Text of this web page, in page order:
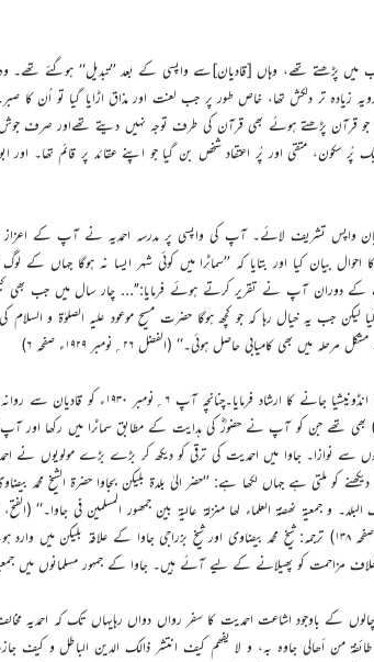
میں پڑھتے تھے، وہاں [قادیان]سے واپسی کے بعد ’’تبدیل‘‘ ہوگئے
زیادہ تر دلکش تھا، خاص طور پر جب لعنت اور مذاق اڑایا گیا تو اُن کا
جو قرآن پڑھتے ہوئے بھی قرآن کی طرف توجہ نہیں دیتے تھےاور صرف
متقی اور پُر اعتقاد شخص بن گیا جو اپنے عقائد پر قائم تھا۔ اور
۱۹۲۹ء میں آپ قادیان واپس تشریف لائے۔ آپ کی واپسی پر مدرسہ احمدیہ نے آپ
بیان کیا اور بتایا کہ ’’سماٹرا میں کوئی شہر ایسا نہ ہوگا جہاں
،۲) ایک اور تقریب کے دوران آپ نے تقریر کرتے ہوئے فرمایا:’’… چار سال میں
یہ خیال رہا کہ جو کچھ ہوگا حضرت مسیح موعود علیہ الصلوٰۃ و السلام کی
بھی کامیابی حاصل ہوئی۔‘‘ (الفضل ۲۶؍نومبر ۱۹۲۹ء صفحہ ۶)
ایک سال بعد حضورؓ نے آپ کو دوبارہ انڈونیشیا
بھی تھے جن کو آپ نے حضورؓ کی ہدایت کے مطابق سماٹرا میں رکھا اور
سے نوازا۔ جاوا میں احمدیت کی ترقی کو دیکھ کر بڑے بڑے مولویوں
کو ملتی ہے جہاں لکھا ہے: ’’حضر الیٰ بلدۃ بلیکن بجاوا حضرۃ الشیخ محمد
۷؍ جمادی الاولی ۱۳۵۱ھ بمطابق ستمبر ۱۹۳۲ء صفحہ ۱۳۸) ترجمہ: شیخ محمد بیضاوی اور شیخ بزراجی جاوا
مزاحمت کو پھیلانے کے لیے آئے ہیں۔ جاوا کے جمہور مسلمانوں میں
کے باوجود اشاعت احمدیت کا سفر رواں دواں رہایہاں تک کہ احمدیہ
طائفۃ من أھالی جاوہ بہ، و لا یفھم کیف انتشر ذالک الدین الباطل و کیف